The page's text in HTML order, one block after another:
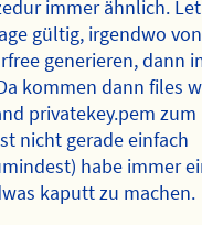
immer ähnlich.
gültig, irgendwo von
generieren, dann
kommen dann files
privatekey.pem zum
nicht gerade einfach
habe immer
kaputt zu machen.